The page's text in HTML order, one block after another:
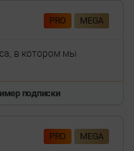
PRO MEGA
в котором мы
подписки
PRO MEGA